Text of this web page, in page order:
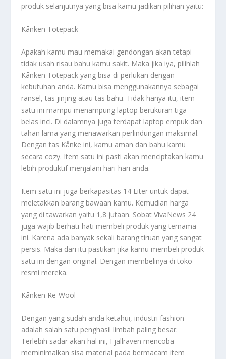
produk selanjutnya yang bisa kamu jadikan pilihan yaitu:
Kånken Totepack
Apakah kamu mau memakai gendongan akan tetapi
tidak usah risau bahu kamu sakit. Maka jika iya, pilihlah
Kånken Totepack yang bisa di perlukan dengan
kebutuhan anda. Kamu bisa menggunakannya sebagai
ransel, tas jinjing atau tas bahu. Tidak hanya itu, item
satu ini mampu menampung laptop berukuran tiga
belas inci. Di dalamnya juga terdapat laptop empuk dan
tahan lama yang menawarkan perlindungan maksimal.
Dengan tas Kånke ini, kamu aman dan bahu kamu
secara cozy. Item satu ini pasti akan menciptakan kamu
lebih produktif menjalani hari-hari anda.
Item satu ini juga berkapasitas 14 Liter untuk dapat
meletakkan barang bawaan kamu. Kemudian harga
yang di tawarkan yaitu 1,8 jutaan. Sobat VivaNews 24
juga wajib berhati-hati membeli produk yang ternama
ini. Karena ada banyak sekali barang tiruan yang sangat
persis. Maka dari itu pastikan jika kamu membeli produk
satu ini dengan original. Dengan membelinya di toko
resmi mereka.
Kånken Re-Wool
Dengan yang sudah anda ketahui, industri fashion
adalah salah satu penghasil limbah paling besar.
Terlebih sadar akan hal ini, Fjällräven mencoba
meminimalkan sisa material pada bermacam item